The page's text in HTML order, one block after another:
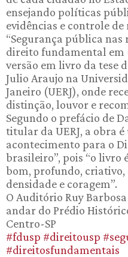
ensejando políticas
evidências e controle de
“Segurança pública
direito fundamental em
versão em livro da tese
Julio Araujo na
Janeiro (UERJ), onde
distinção, louvor e
Segundo o prefácio de
titular da UERJ, a obra
acontecimento para o
brasileiro”, pois “o
bom, profundo, criativo,
densidade e coragem”.
O Auditório Ruy
andar do Prédio
Centro-SP
#fdusp #direitousp
#direitosfundamentais